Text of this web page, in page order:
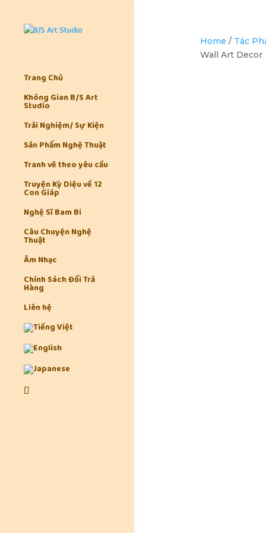
Trang Chủ
Không Gian B/S Art
Studio
Trải Nghiệm/ Sự Kiện
Sản Phẩm Nghệ Thuật
Tranh vẽ theo yêu cầu
Truyện Kỳ Diệu về 12
Con Giáp
Nghệ Sĩ Bam Bi
Câu Chuyện Nghệ
Thuật
Âm Nhạc
Chính Sách Đổi Trả
Hàng
Liên hệ
Home / Tác
Wall Art Decor